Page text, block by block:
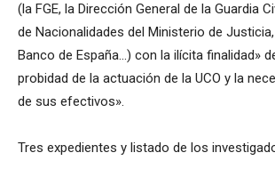
(la FGE, la Dirección General de la Guardia
de Nacionalidades del Ministerio de
Banco de España…) con la ilícita finalidad»
probidad de la actuación de la UCO y la
de sus efectivos».
Tres expedientes y listado de los